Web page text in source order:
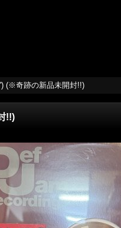
(※奇跡の新品未開封!!)
!!)